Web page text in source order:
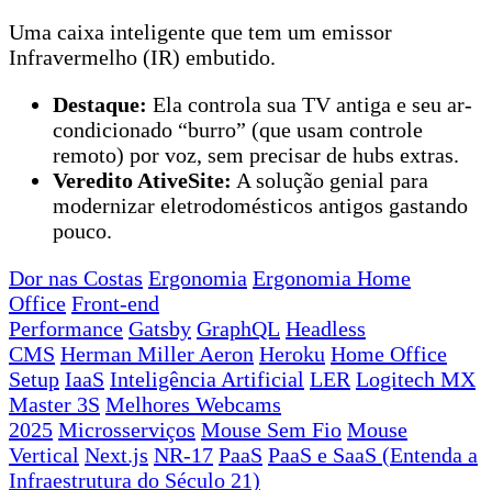
Uma caixa inteligente que tem um emissor
Infravermelho (IR) embutido.
Destaque: Ela controla sua TV antiga e seu ar-
condicionado “burro” (que usam controle
remoto) por voz, sem precisar de hubs extras.
Veredito AtiveSite: A solução genial para
modernizar eletrodomésticos antigos gastando
pouco.
Dor nas Costas Ergonomia Ergonomia Home
Office Front-end
Performance Gatsby GraphQL Headless
CMS Herman Miller Aeron Heroku Home Office
Setup IaaS Inteligência Artificial LER Logitech MX
Master 3S Melhores Webcams
2025 Microsserviços Mouse Sem Fio Mouse
Vertical Next.js NR-17 PaaS PaaS e SaaS (Entenda a
Infraestrutura do Século 21)